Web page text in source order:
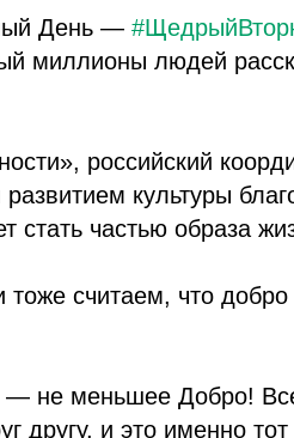
День —
миллионы людей
российский
культуры
стать частью образа
тоже считаем, что
— не меньшее Добро!
другу, и это именно